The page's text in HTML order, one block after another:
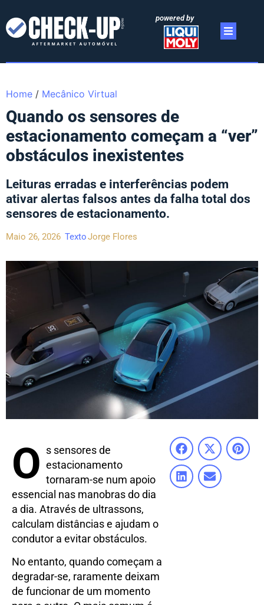
powered by
Home / Mecânico Virtual
Quando os sensores de
estacionamento começam a “ver”
obstáculos inexistentes
Leituras erradas e interferências podem
ativar alertas falsos antes da falha total dos
sensores de estacionamento.
Maio 26, 2026 TextoJorge Flores
O s sensores de
estacionamento
tornaram-se num apoio
essencial nas manobras do dia
a dia. Através de ultrassons,
calculam distâncias e ajudam o
condutor a evitar obstáculos.
No entanto, quando começam a
degradar-se, raramente deixam
de funcionar de um momento